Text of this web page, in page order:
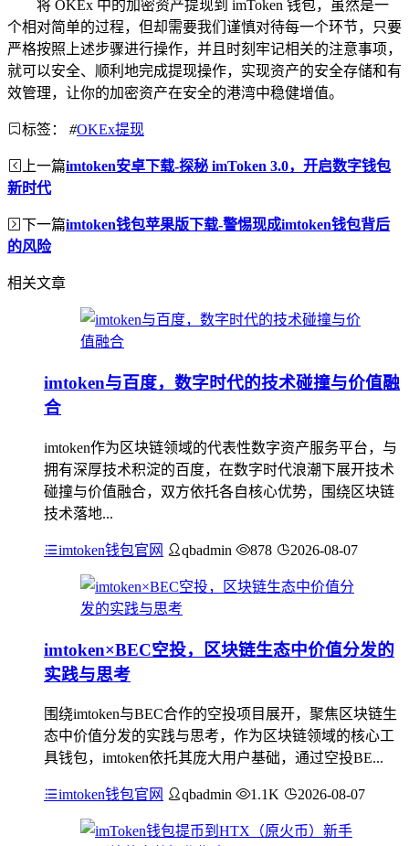
将 OKEx 中的加密资产提现到 imToken 钱包，虽然是一
个相对简单的过程，但却需要我们谨慎对待每一个环节，只要
严格按照上述步骤进行操作，并且时刻牢记相关的注意事项，
就可以安全、顺利地完成提现操作，实现资产的安全存储和有
效管理，让你的加密资产在安全的港湾中稳健增值。
标签： #OKEx提现
上一篇imtoken安卓下载-探秘 imToken 3.0，开启数字钱包
新时代
下一篇imtoken钱包苹果版下载-警惕现成imtoken钱包背后
的风险
相关文章
imtoken与百度，数字时代的技术碰撞与价值融
合
imtoken作为区块链领域的代表性数字资产服务平台，与
拥有深厚技术积淀的百度，在数字时代浪潮下展开技术
碰撞与价值融合，双方依托各自核心优势，围绕区块链
技术落地...
imtoken钱包官网 qbadmin 878 2026-08-07
imtoken×BEC空投，区块链生态中价值分发的
实践与思考
围绕imtoken与BEC合作的空投项目展开，聚焦区块链生
态中价值分发的实践与思考，作为区块链领域的核心工
具钱包，imtoken依托其庞大用户基础，通过空投BE...
imtoken钱包官网 qbadmin 1.1K 2026-08-07